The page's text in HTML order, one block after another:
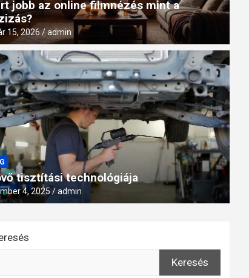
Movida Cuba koncert
30, 2023 admin
jobb az online filmnézés mint a
15, 2026 admin
tisztítási technológiája
4, 2025 admin
Keresés